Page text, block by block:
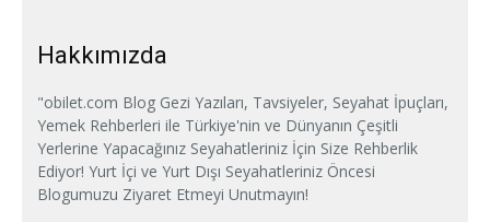
Hakkımızda
"obilet.com Blog Gezi Yazıları, Tavsiyeler, Seyahat İpuçları,
Yemek Rehberleri ile Türkiye'nin ve Dünyanın Çeşitli
Yerlerine Yapacağınız Seyahatleriniz İçin Size Rehberlik
Ediyor! Yurt İçi ve Yurt Dışı Seyahatleriniz Öncesi
Blogumuzu Ziyaret Etmeyi Unutmayın!